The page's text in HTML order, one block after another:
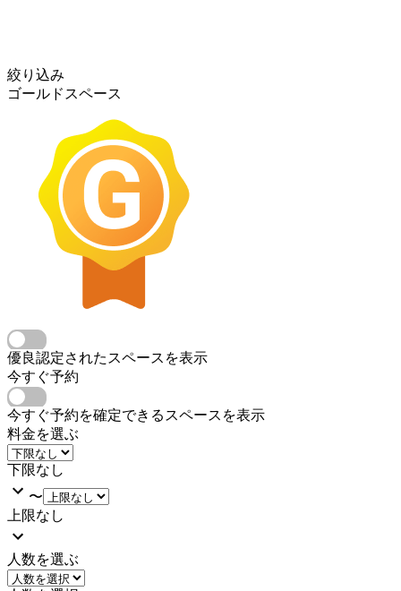
絞り込み
ゴールドスペース
優良認定されたスペースを表示
今すぐ予約
今すぐ予約を確定できるスペースを表示
料金を選ぶ
下限なし
〜
上限なし
人数を選ぶ